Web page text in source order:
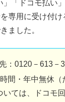
」「ドコモ払い
専用に受け付
ました。
：0120－613－
間・年中無休（
いては、ドコモ